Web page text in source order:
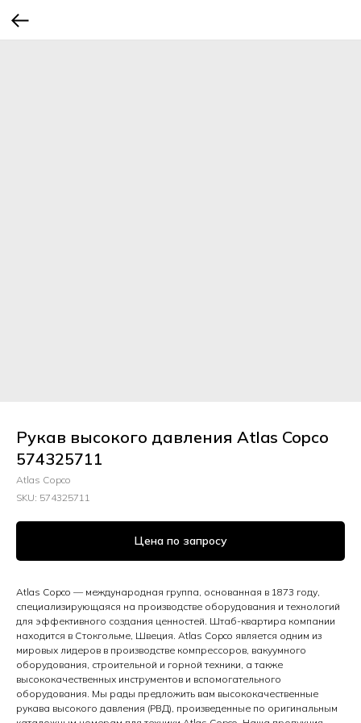
Рукав высокого давления Atlas Copco
574325711
Atlas Copco
SKU: 574325711
Цена по запросу
Atlas Copco — международная группа, основанная в 1873 году,
специализирующаяся на производстве оборудования и технологий
для эффективного создания ценностей. Штаб-квартира компании
находится в Стокгольме, Швеция. Atlas Copco является одним из
мировых лидеров в производстве компрессоров, вакуумного
оборудования, строительной и горной техники, а также
высококачественных инструментов и вспомогательного
оборудования. Мы рады предложить вам высококачественные
рукава высокого давления (РВД), произведенные по оригинальным